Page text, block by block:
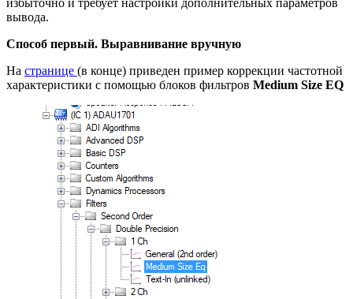
вывода.
Способ первый. Выравнивание вручную
На странице (в конце) приведен пример коррекции частотной
характеристики с помощью блоков фильтров Medium Size EQ